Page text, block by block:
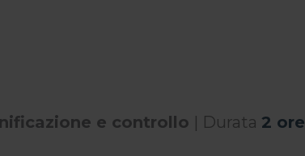
e controllo | Durata 2 ore